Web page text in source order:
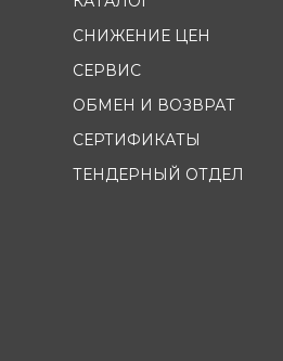
СНИЖЕНИЕ ЦЕН
СЕРВИС
ОБМЕН И ВОЗВРАТ
СЕРТИФИКАТЫ
ТЕНДЕРНЫЙ ОТДЕЛ